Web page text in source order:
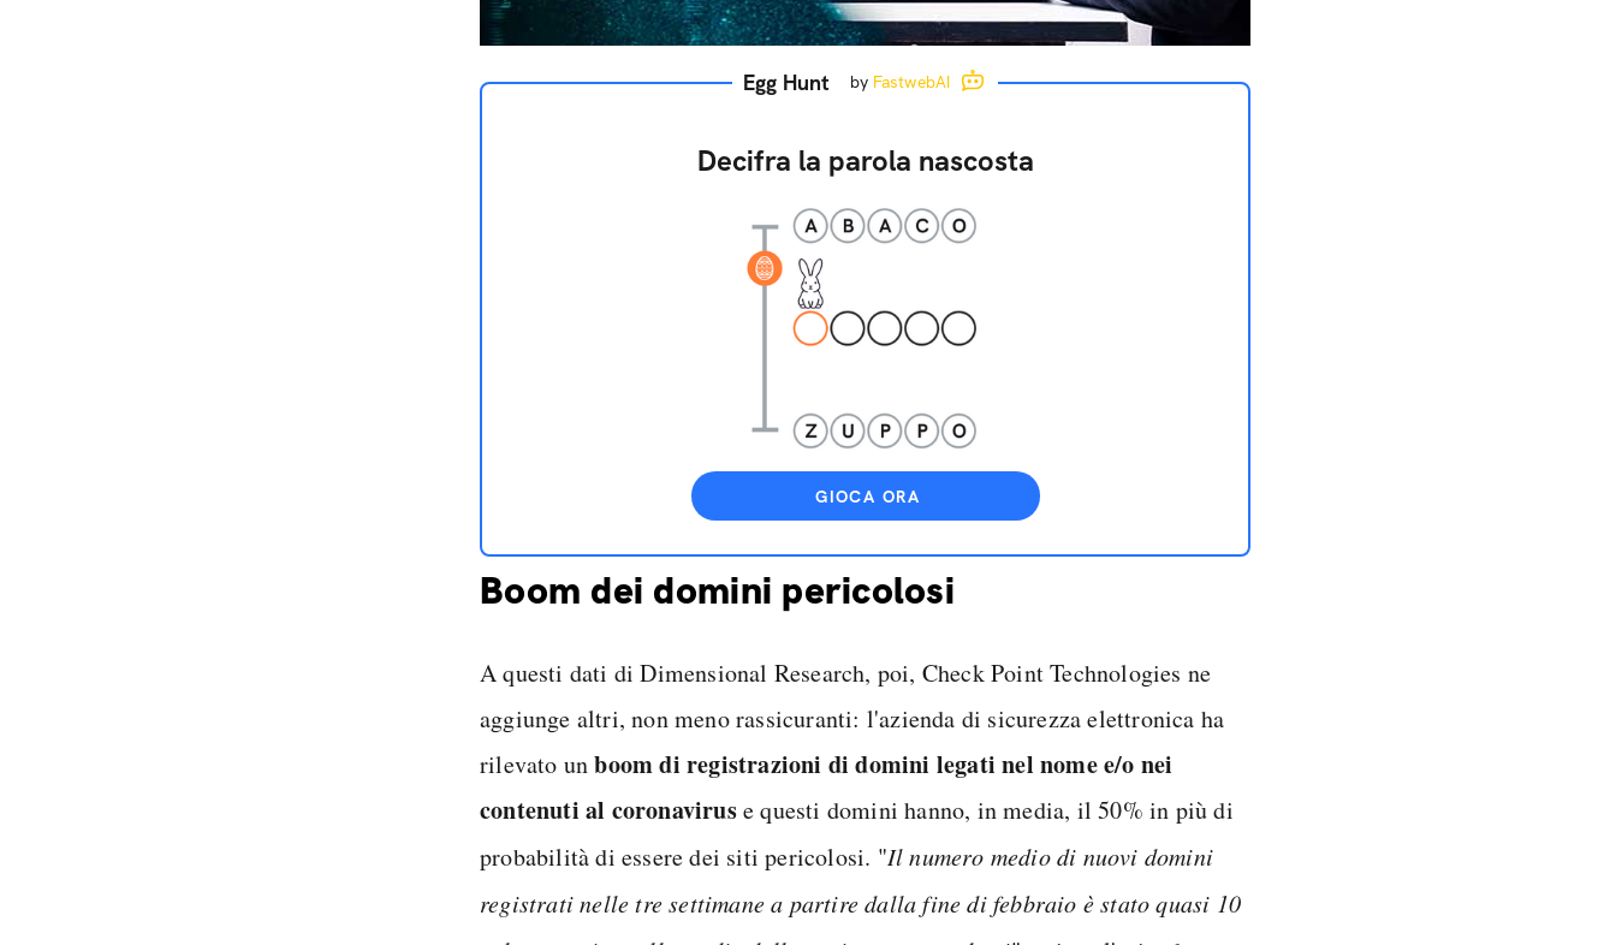
Egg Hunt by FastwebAI
Decifra la parola nascosta
GIOCA ORA
Boom dei domini pericolosi
A questi dati di Dimensional Research, poi, Check Point Technologies ne
aggiunge altri, non meno rassicuranti: l'azienda di sicurezza elettronica ha
rilevato unboom di registrazioni di domini legati nel nome e/o nei
contenuti al coronaviruse questi domini hanno, in media, il 50% in più di
probabilità di essere dei siti pericolosi. "Il numero medio di nuovi domini
registrati nelle tre settimane a partire dalla fine di febbraio è stato quasi 10